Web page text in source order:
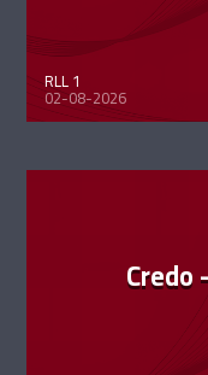
RLL 1
02-08-2026
Credo